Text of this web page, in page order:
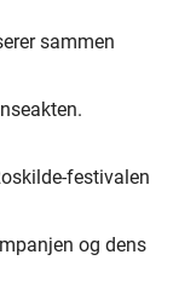
sammen
festivalen
og dens